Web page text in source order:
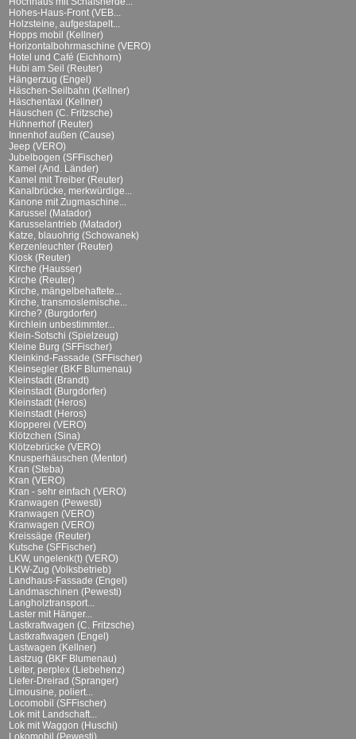
Hohes-Haus-Front (VEB...
Holzsteine, aufgestapelt...
Hopps mobil (Kellner)
Horizontalbohrmaschine (VERO)
Hotel und Café (Eichhorn)
Hubi am Seil (Reuter)
Hängerzug (Engel)
Häschen-Seilbahn (Kellner)
Häschentaxi (Kellner)
Häuschen (C. Fritzsche)
Hühnerhof (Reuter)
Innenhof außen (Cause)
Jeep (VERO)
Jubelbogen (SFFischer)
Kamel (And. Länder)
Kamel mit Treiber (Reuter)
Kanalbrücke, merkwürdige...
Kanone mit Zugmaschine...
Karussel (Matador)
Karusselantrieb (Matador)
Katze, blauohrig (Schowanek)
Kerzenleuchter (Reuter)
Kiosk (Reuter)
Kirche (Hausser)
Kirche (Reuter)
Kirche, mängelbehaftete...
Kirche, transmoslemische...
Kirche? (Burgdorfer)
Kirchlein unbestimmter...
Klein-Sotschi (Spielzeug)
Kleine Burg (SFFischer)
Kleinkind-Fassade (SFFischer)
Kleinsegler (BKF Blumenau)
Kleinstadt (Brandt)
Kleinstadt (Burgdorfer)
Kleinstadt (Heros)
Kleinstadt (Heros)
Klopperei (VERO)
Klötzchen (Sina)
Klötzebrücke (VERO)
Knusperhäuschen (Mentor)
Kran (Steba)
Kran (VERO)
Kran - sehr einfach (VERO)
Kranwagen (Pewesti)
Kranwagen (VERO)
Kranwagen (VERO)
Kreissäge (Reuter)
Kutsche (SFFischer)
LKW, ungelenk(t) (VERO)
LKW-Zug (Volksbetrieb)
Landhaus-Fassade (Engel)
Landmaschinen (Pewesti)
Langholztransport...
Laster mit Hänger...
Lastkraftwagen (C. Fritzsche)
Lastkraftwagen (Engel)
Lastwagen (Kellner)
Lastzug (BKF Blumenau)
Leiter, perplex (Liebehenz)
Liefer-Dreirad (Spranger)
Limousine, poliert...
Locomobil (SFFischer)
Lok mit Landschaft...
Lok mit Waggon (Huschi)
Lokomobil (Pewesti)